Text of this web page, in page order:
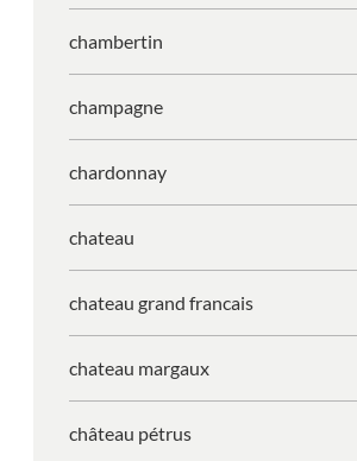
chambertin
champagne
chardonnay
chateau
chateau grand francais
chateau margaux
château pétrus